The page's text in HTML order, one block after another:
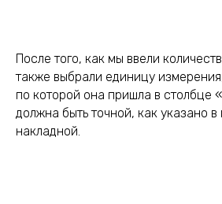
После того, как мы ввели
также выбрали единицу
по которой она пришла в столбце
должна быть точной, как указано
накладной.